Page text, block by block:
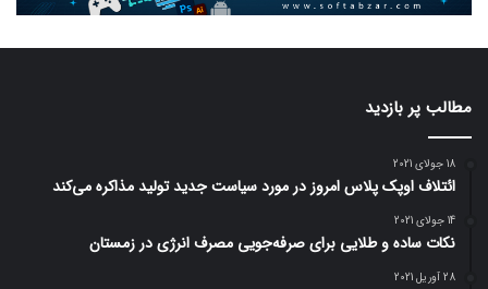
مطالب پر بازدید
18 جولای 2021
ائتلاف اوپک پلاس امروز در مورد سیاست جدید تولید مذاکره می‌کند
14 جولای 2021
نکات ساده و طلایی برای صرفه‌جویی مصرف انرژی در زمستان
28 آوریل 2021